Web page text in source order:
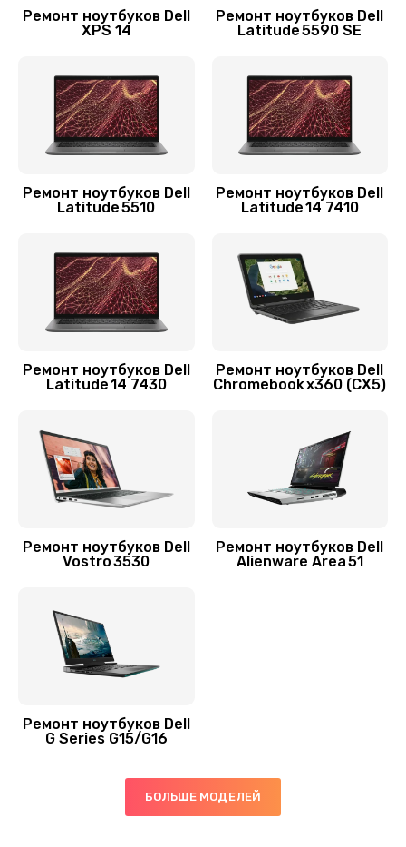
Заказать
Замена шим-контроллера
Замена системы охлаждения
Замена разъёмов (HDMI, DVI, Дисплей порта)
Замена аккумулятора
Заказать
1060 руб.
Ремонт ноутбуков Dell
XPS 14
Ремонт ноутбуков Dell
Latitude 5590 SE
Ремонт ноутбуков Dell
Latitude 5510
Ремонт ноутбуков Dell
Latitude 14 7410
Ремонт ноутбуков Dell
Latitude 14 7430
Ремонт ноутбуков Dell
Chromebook x360 (CX5)
Ремонт ноутбуков Dell
Vostro 3530
Ремонт ноутбуков Dell
Alienware Area 51
Ремонт ноутбуков Dell
G Series G15/G16
БОЛЬШЕ МОДЕЛЕЙ